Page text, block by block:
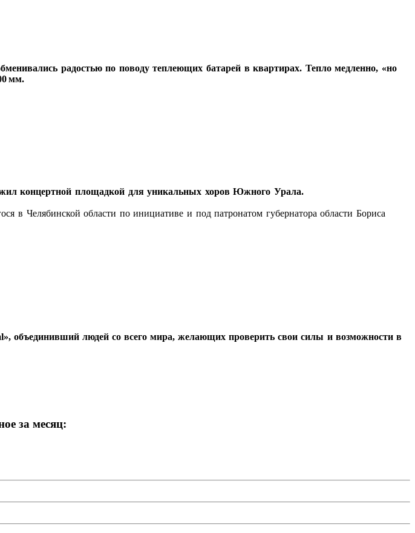
радостью по поводу теплеющих батарей в квартирах. Тепло медленно, «но
мм.
концертной площадкой для уникальных хоров Южного Урала.
в Челябинской области по инициативе и под патронатом губернатора области Бориса
объединивший людей со всего мира, желающих проверить свои силы и возможности в
за месяц: